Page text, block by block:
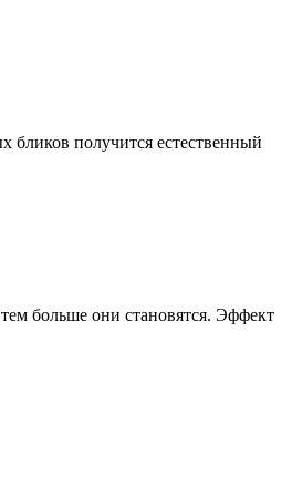
бликов получится естественный
больше они становятся. Эффект